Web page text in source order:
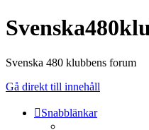
Svenska 480 klubbens forum
Gå direkt till innehåll
Snabblänkar